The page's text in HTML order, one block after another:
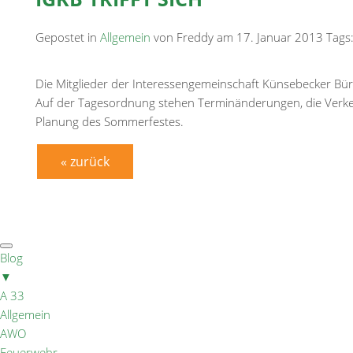
Gepostet in Allgemein von Freddy am 17. Januar 2013 Tags:
Die Mitglieder der Interessengemeinschaft Künsebecker
Auf der Tagesordnung stehen Terminänderungen, die
Planung des Sommerfestes.
« zurück
Blog
▼
A 33
Allgemein
AWO